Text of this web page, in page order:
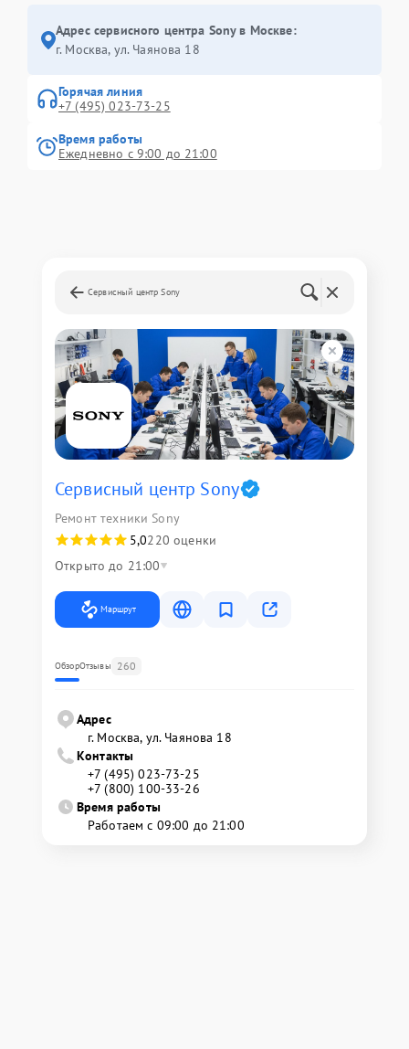
Адрес сервисного центра Sony в Москве:
г. Москва, ул. Чаянова 18
Горячая линия
+7 (495) 023-73-25
Время работы
Ежедневно с 9:00 до 21:00
Сервисный центр Sony
Сервисный центр Sony
Ремонт техники Sony
5,0220 оценки
Открыто до 21:00
Маршрут
ОбзорОтзывы 260
Адрес
г. Москва, ул. Чаянова 18
Контакты
+7 (495) 023-73-25
+7 (800) 100-33-26
Время работы
Работаем с 09:00 до 21:00